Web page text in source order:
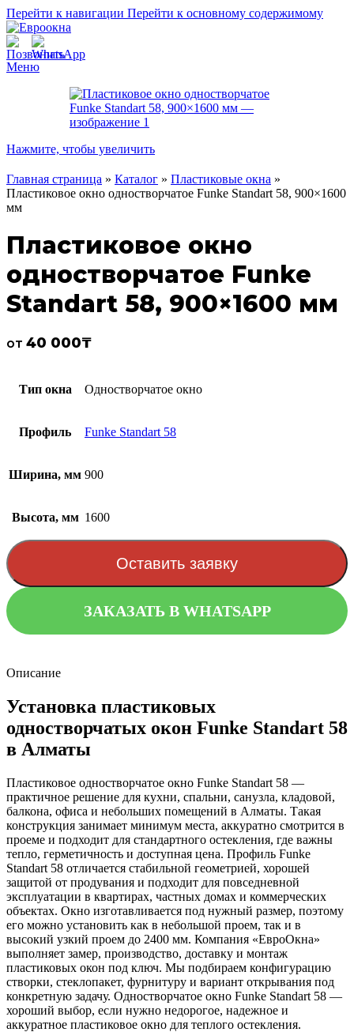
Перейти к навигации Перейти к основному содержимому
Меню
Нажмите, чтобы увеличить
Главная страница » Каталог » Пластиковые окна »
Пластиковое окно одностворчатое Funke Standart 58, 900×1600
мм
Пластиковое окно
одностворчатое Funke
Standart 58, 900×1600 мм
от 40 000₸
Тип окна Одностворчатое окно
Профиль Funke Standart 58
Ширина, мм 900
Высота, мм 1600
Оставить заявку
ЗАКАЗАТЬ В WHATSAPP
Описание
Установка пластиковых
одностворчатых окон Funke Standart 58
в Алматы
Пластиковое одностворчатое окно Funke Standart 58 —
практичное решение для кухни, спальни, санузла, кладовой,
балкона, офиса и небольших помещений в Алматы. Такая
конструкция занимает минимум места, аккуратно смотрится в
проеме и подходит для стандартного остекления, где важны
тепло, герметичность и доступная цена. Профиль Funke
Standart 58 отличается стабильной геометрией, хорошей
защитой от продувания и подходит для повседневной
эксплуатации в квартирах, частных домах и коммерческих
объектах. Окно изготавливается под нужный размер, поэтому
его можно установить как в небольшой проем, так и в
высокий узкий проем до 2400 мм. Компания «ЕвроОкна»
выполняет замер, производство, доставку и монтаж
пластиковых окон под ключ. Мы подбираем конфигурацию
створки, стеклопакет, фурнитуру и вариант открывания под
конкретную задачу. Одностворчатое окно Funke Standart 58 —
хороший выбор, если нужно недорогое, надежное и
аккуратное пластиковое окно для теплого остекления.